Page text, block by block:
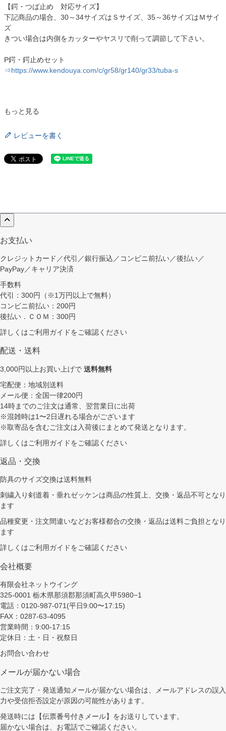
【鍔・つば止め 対応サイズ】
下記商品の場合、30～34サイズはＳサイズ、35～36サイズはＭサイ
ズ
きつい場合は内側をカッターやヤスリで削って調節して下さい。
P鍔・鍔止めセット
⇒https://www.kendouya.com/c/gr58/gr140/gr33/tuba-s
もっと見る
レビューを書く
お支払い
クレジットカード／代引／銀行振込／コンビニ前払い／後払い／
PayPay／キャリア決済
手数料
代引：300円（※1万円以上で無料）
コンビニ前払い：200円
後払い．ＣＯＭ：300円
詳しくはご利用ガイドをご確認ください
配送・送料
3,000円以上お買い上げで 送料無料
宅配便：地域別送料
メール便：全国一律200円
14時までのご注文は通常、翌営業日に出荷
※混雑時は1〜2日遅れる場合がございます
※取寄品を含むご注文は入荷後にまとめて発送となります。
詳しくはご利用ガイドをご確認ください
返品・交換
防具のサイズ交換は送料無料
刺繍入り剣道着・垂れゼッケンは商品の性質上、交換・返品不可となり
ます
品種変更・注文間違いなどお客様都合の交換・返品は送料ご負担となり
ます
詳しくはご利用ガイドをご確認ください
会社概要
有限会社ネットウイング
325-0001 栃木県那須郡那須町高久甲5980−1
電話：0120-987-071(平日9:00〜17:15)
FAX：0287-63-4095
営業時間：9:00-17:15
定休日：土・日・祝祭日
お問合い合わせ
メールが届かない場合
ご注文完了・発送通知メールが届かない場合は、メールアドレスの誤入
力や受信拒否設定が原因の可能性があります。
発送時には【伝票番号付きメール】をお送りしています。
届かない場合は、お電話でご確認ください。